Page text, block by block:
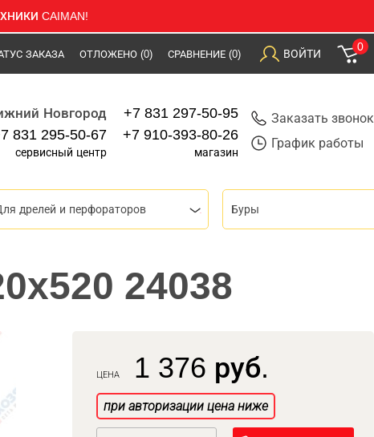
CAIMAN!
ЗАКАЗА ОТЛОЖЕНО (0) СРАВНЕНИЕ (0) ВОЙТИ
0
Новгород
831 295-50-67
сервисный центр
+7 831 297-50-95
+7 910-393-80-26
магазин
Заказать звонок
График работы
дрелей и перфораторов Буры
24038
ЦЕНА 1 376 руб.
при авторизации цена ниже